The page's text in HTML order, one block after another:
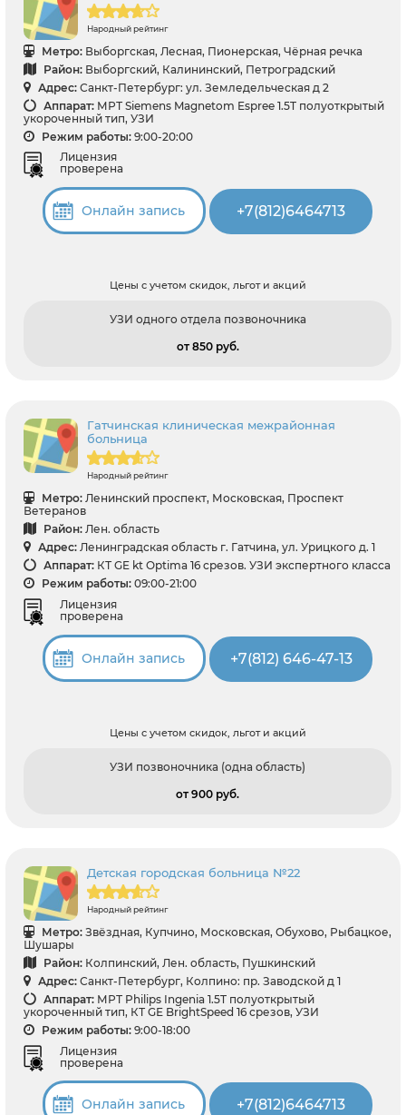
Народный рейтинг
Метро: Выборгская, Лесная, Пионерская, Чёрная речка
Район: Выборгский, Калининский, Петроградский
Адрес: Санкт-Петербург: ул. Земледельческая д 2
Аппарат: МРТ Siemens Magnetom Espree 1.5T полуоткрытый
укороченный тип, УЗИ
Режим работы: 9:00-20:00
Лицензия
проверена
Онлайн запись +7(812)6464713
Цены с учетом скидок, льгот и акций
УЗИ одного отдела позвоночника
от 850 pуб.
Гатчинская клиническая межрайонная
больница
Народный рейтинг
Метро: Ленинский проспект, Московская, Проспект
Ветеранов
Район: Лен. область
Адрес: Ленинградская область г. Гатчина, ул. Урицкого д. 1
Аппарат: КТ GE kt Optima 16 срезов. УЗИ экспертного класса
Режим работы: 09:00-21:00
Лицензия
проверена
Онлайн запись +7(812) 646-47-13
Цены с учетом скидок, льгот и акций
УЗИ позвоночника (одна область)
от 900 pуб.
Детская городская больница №22
Народный рейтинг
Метро: Звёздная, Купчино, Московская, Обухово, Рыбацкое,
Шушары
Район: Колпинский, Лен. область, Пушкинский
Адрес: Санкт-Петербург, Колпино: пр. Заводской д 1
Аппарат: МРТ Philips Ingenia 1.5T полуоткрытый
укороченный тип, КТ GЕ BrightSpeed 16 срезов, УЗИ
Режим работы: 9:00-18:00
Лицензия
проверена
Онлайн запись +7(812)6464713